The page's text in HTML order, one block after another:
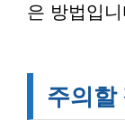
은 방법입
주의할